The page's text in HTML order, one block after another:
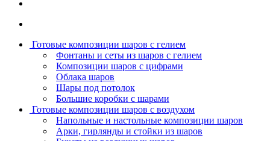
Готовые композиции шаров с гелием
Фонтаны и сеты из шаров с гелием
Композиции шаров с цифрами
Облака шаров
Шары под потолок
Большие коробки с шарами
Готовые композиции шаров с воздухом
Напольные и настольные композиции шаров
Арки, гирлянды и стойки из шаров